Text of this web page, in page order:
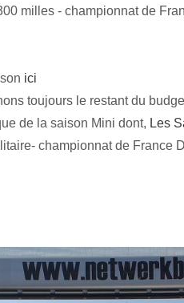
milles - championnat de
ici
toujours le restant du
de la saison Mini dont, Les
championnat de France